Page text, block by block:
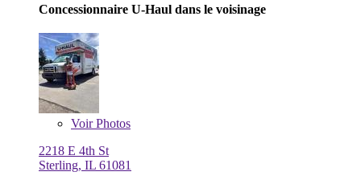
Concessionnaire U-Haul dans le voisinage
VoirPhotos
2218 E 4th St
Sterling, IL 61081